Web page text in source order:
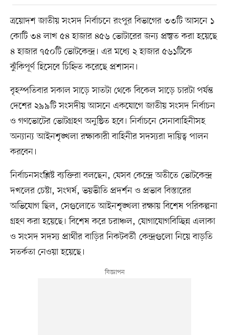
ত্রয়োদশ জাতীয় সংসদ নির্বাচনে রংপুর বিভাগের ৩৩টি আসনে ১
কোটি ৩৪ লাখ ৫৪ হাজার ৪৫৬ ভোটারের জন্য প্রস্তুত করা হয়েছে
৪ হাজার ৭৫০টি ভোটকেন্দ্র। এর মধ্যে ২ হাজার ৫৬১টিকে
ঝুঁকিপূর্ণ হিসেবে চিহ্নিত করেছে প্রশাসন।
বৃহস্পতিবার সকাল সাড়ে সাতটা থেকে বিকেল সাড়ে চারটা পর্যন্ত
দেশের ২৯৯টি সংসদীয় আসনে একযোগে জাতীয় সংসদ নির্বাচন
ও গণভোটের ভোটগ্রহণ অনুষ্ঠিত হবে। নির্বাচনে সেনাবাহিনীসহ
অন্যান্য আইনশৃঙ্খলা রক্ষাকারী বাহিনীর সদস্যরা দায়িত্ব পালন
করবেন।
নির্বাচনসংশ্লিষ্ট ব্যক্তিরা বলছেন, যেসব কেন্দ্রে অতীতে ভোটকেন্দ্র
দখলের চেষ্টা, সংঘর্ষ, ভয়ভীতি প্রদর্শন ও প্রভাব বিস্তারের
অভিযোগ ছিল, সেগুলোতে আইনশৃঙ্খলা রক্ষায় বিশেষ পরিকল্পনা
গ্রহণ করা হয়েছে। বিশেষ করে চরাঞ্চল, যোগাযোগবিচ্ছিন্ন এলাকা
ও সংসদ সদস্য প্রার্থীর বাড়ির নিকটবর্তী কেন্দ্রগুলো নিয়ে বাড়তি
সতর্কতা নেওয়া হয়েছে।